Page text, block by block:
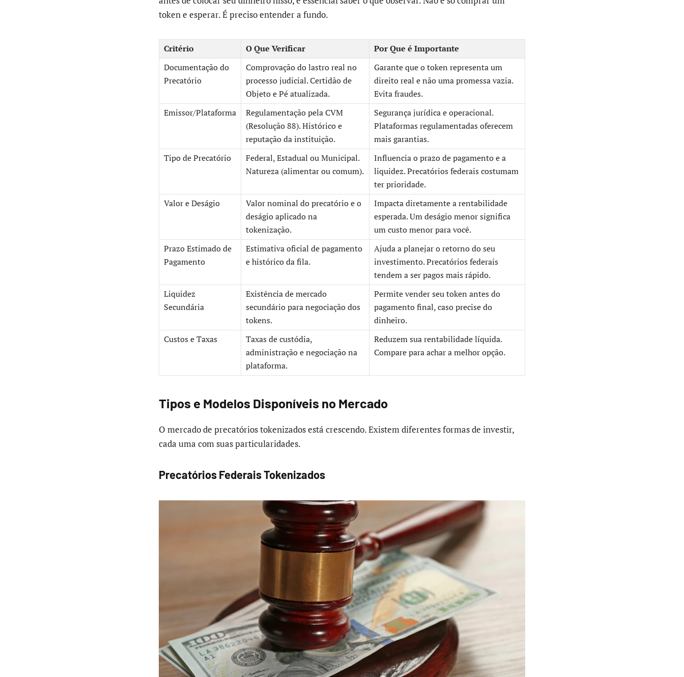
token e esperar. É preciso entender a fundo.
Critério O Que Verificar
Por Que é Importante
Documentação do
Precatório
Comprovação do lastro real no
processo judicial. Certidão de
Objeto e Pé atualizada.
Garante que o token representa um
direito real e não uma promessa vazia.
Evita fraudes.
Emissor/Plataforma
Regulamentação pela CVM
(Resolução 88). Histórico e
reputação da instituição.
Segurança jurídica e operacional.
Plataformas regulamentadas oferecem
mais garantias.
Tipo de Precatório
Federal, Estadual ou Municipal.
Natureza (alimentar ou comum).
Influencia o prazo de pagamento e a
liquidez. Precatórios federais costumam
ter prioridade.
Valor e Deságio
Valor nominal do precatório e o
deságio aplicado na
tokenização.
Impacta diretamente a rentabilidade
esperada. Um deságio menor significa
um custo menor para você.
Prazo Estimado de
Pagamento
Estimativa oficial de pagamento
e histórico da fila.
Ajuda a planejar o retorno do seu
investimento. Precatórios federais
tendem a ser pagos mais rápido.
Liquidez
Secundária
Existência de mercado
secundário para negociação dos
tokens.
Permite vender seu token antes do
pagamento final, caso precise do
dinheiro.
Custos e Taxas
Taxas de custódia,
administração e negociação na
plataforma.
Reduzem sua rentabilidade líquida.
Compare para achar a melhor opção.
Tipos e Modelos Disponíveis no Mercado
O mercado de precatórios tokenizados está crescendo. Existem diferentes formas de investir,
cada uma com suas particularidades.
Precatórios Federais Tokenizados